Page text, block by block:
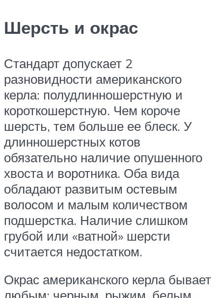
Шерсть и окрас
Стандарт допускает 2
разновидности американского
керла: полудлинношерстную и
короткошерстную. Чем короче
шерсть, тем больше ее блеск. У
длинношерстных котов
обязательно наличие опушенного
хвоста и воротника. Оба вида
обладают развитым остевым
волосом и малым количеством
подшерстка. Наличие слишком
грубой или «ватной» шерсти
считается недостатком.
Окрас американского керла бывает